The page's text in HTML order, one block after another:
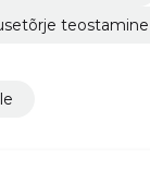
teostamine